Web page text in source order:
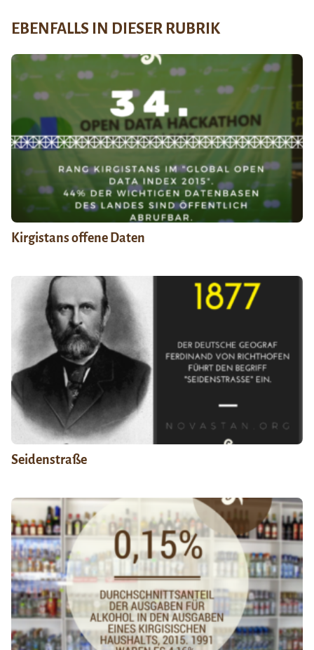
EBENFALLS IN DIESER RUBRIK
Kirgistans offene Daten
Seidenstraße